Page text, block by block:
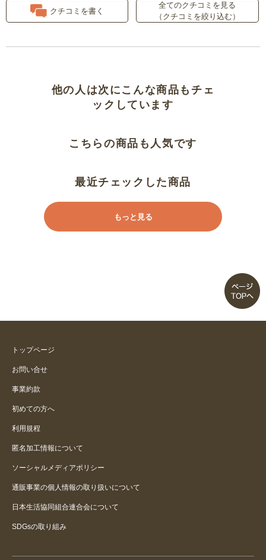
股が食い込みます
買い直し（１５８ｃｍトール丈）
股に食い込む
座高高い人は無理かと
クチコミを書く
全てのクチコミを見る
（クチコミを絞り込む）
他の人は次にこんな商品もチェ
ックしています
こちらの商品も人気です
最近チェックした商品
もっと見る
トップページ
お問い合せ
事業約款
初めての方へ
利用規程
匿名加工情報について
ソーシャルメディアポリシー
通販事業の個人情報の取り扱いについて
日本生活協同組合連合会について
SDGsの取り組み